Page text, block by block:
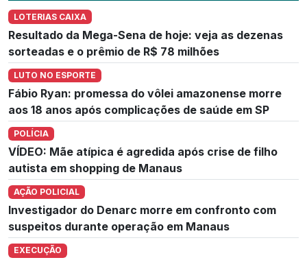
LOTERIAS CAIXA
Resultado da Mega-Sena de hoje: veja as dezenas
sorteadas e o prêmio de R$ 78 milhões
LUTO NO ESPORTE
Fábio Ryan: promessa do vôlei amazonense morre
aos 18 anos após complicações de saúde em SP
POLÍCIA
VÍDEO: Mãe atípica é agredida após crise de filho
autista em shopping de Manaus
AÇÃO POLICIAL
Investigador do Denarc morre em confronto com
suspeitos durante operação em Manaus
EXECUÇÃO